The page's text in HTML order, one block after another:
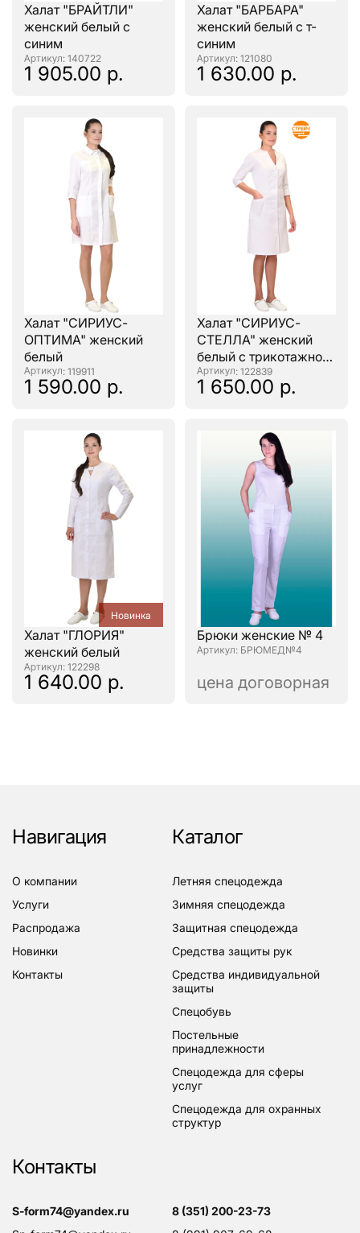
Халат "БРАЙТЛИ"
женский белый с
синим
: 140722
1 905.00 р.
Халат "БАРБАРА"
женский белый с т-
синим
: 121080
1 630.00 р.
Халат "СИРИУС-
ОПТИМА" женский
белый
: 119911
1 590.00 р.
Халат "СИРИУС-
СТЕЛЛА" женский
белый с трикотажной
вставкой: 122839
1 650.00 р.
Новинка
Халат "ГЛОРИЯ"
женский белый
: 122298
1 640.00 р.
Брюки женские № 4
: БРЮМЕД№4
цена договорная
Навигация
о компании
услуги
распродажа
новинки
контакты
Каталог
летняя спецодежда
зимняя спецодежда
защитная спецодежда
средства защиты рук
средства индивидуальной
защиты
спецобувь
постельные
принадлежности
спецодежда для сферы
услуг
спецодежда для охранных
структур
Контакты
s-form74@yandex.ru
8 (351) 200-23-73